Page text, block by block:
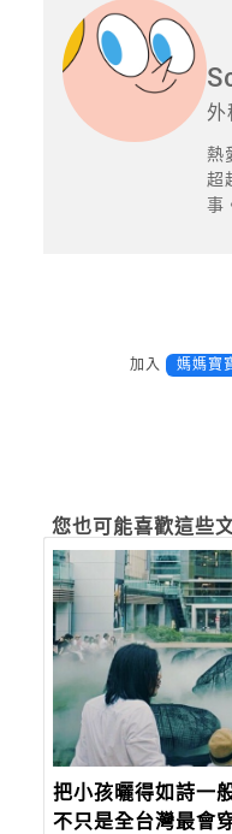
外
熱
超
事
加入 媽媽寶
您也可能喜歡這些
把小孩曬得如詩一
不只是全台灣最會